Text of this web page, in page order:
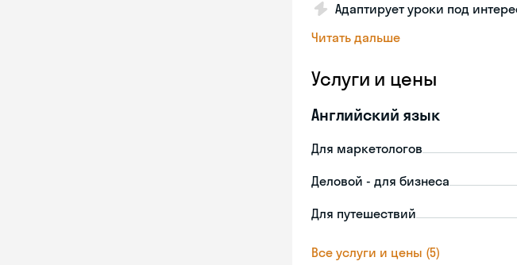
Адаптирует уроки под
Читать дальше
Услуги и цены
Английский язык
Для маркетологов
Деловой - для бизнеса
Для путешествий
Все услуги и цены (5)